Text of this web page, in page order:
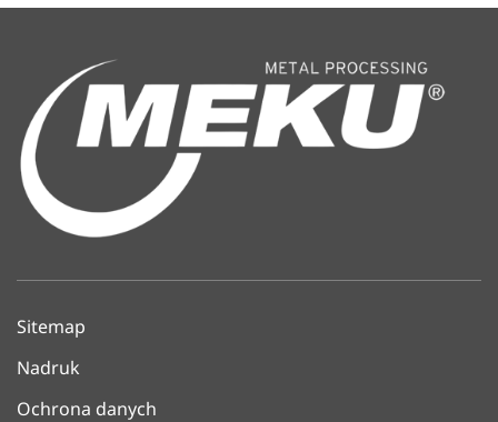
Sitemap
Nadruk
Ochrona danych